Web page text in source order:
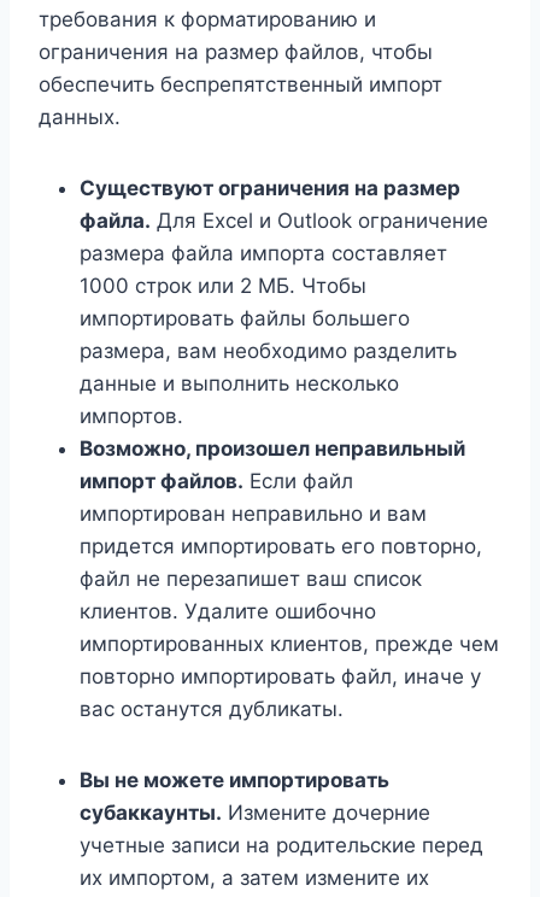
требования к форматированию и
ограничения на размер файлов, чтобы
обеспечить беспрепятственный импорт
данных.
Существуют ограничения на размер
файла. Для Excel и Outlook ограничение
размера файла импорта составляет
1000 строк или 2 МБ. Чтобы
импортировать файлы большего
размера, вам необходимо разделить
данные и выполнить несколько
импортов.
Возможно, произошел неправильный
импорт файлов. Если файл
импортирован неправильно и вам
придется импортировать его повторно,
файл не перезапишет ваш список
клиентов. Удалите ошибочно
импортированных клиентов, прежде чем
повторно импортировать файл, иначе у
вас останутся дубликаты.
Вы не можете импортировать
субаккаунты. Измените дочерние
учетные записи на родительские перед
их импортом, а затем измените их